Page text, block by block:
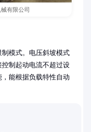
有限公司
模式。电压斜坡模式
制起动电流不超过设
能根据负载特性自动